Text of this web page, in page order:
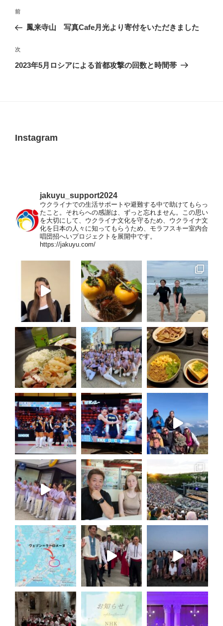
投
ナ
ビ
ゲ
前
の
稿
前
鳳来寺山 写真Cafe月光より寄付をいただきました
次
の
次
2023年5月ロシアによる首都攻撃の回数と時間帯
Instagram
jakuyu_support2024
ウクライナでの生活サポートや避難する中で助けてもらっ
たこと。それらへの感謝は、ずっと忘れません。この思い
を大切にして、ウクライナ文化を守るため、ウクライナ文
化を日本の人々に知ってもらうため、モラフスキー室内合
唱団招へいプロジェクトを展開中です。
https://jakuyu.com/